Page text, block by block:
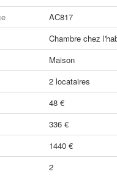
AC817
Chambre chez
Maison
2 locataires
48 €
336 €
1440 €
2